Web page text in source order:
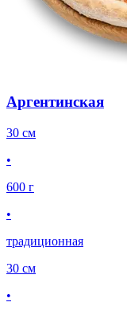
Аргентинская
30 см
•
600 г
•
традиционная
30 см
•